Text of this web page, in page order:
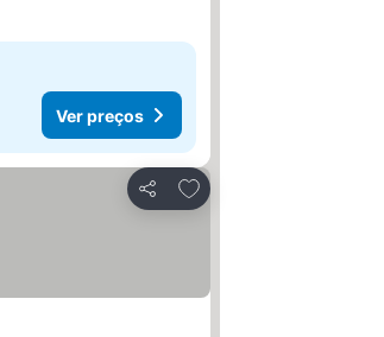
Ver preços
Partilhar
Adicionar aos favoritos